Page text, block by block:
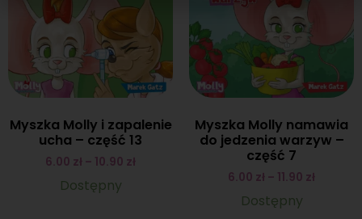
Myszka Molly i zapalenie
ucha – część 13
6.00 zł – 10.90 zł
Dostępny
Myszka Molly namawia
do jedzenia warzyw –
część 7
6.00 zł – 11.90 zł
Dostępny